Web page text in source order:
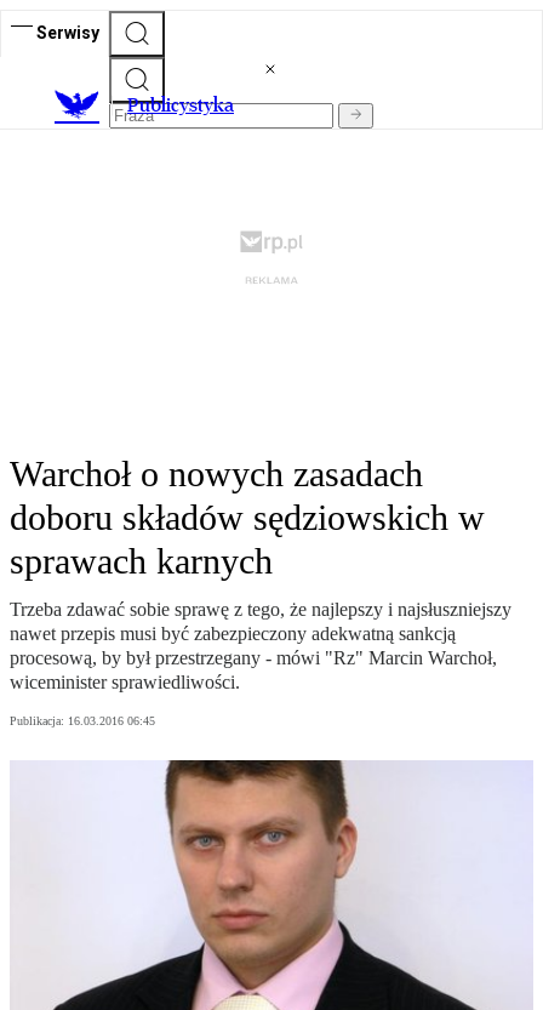
Serwisy
Publicystyka
Warchoł o nowych zasadach
doboru składów sędziowskich w
sprawach karnych
Trzeba zdawać sobie sprawę z tego, że najlepszy i najsłuszniejszy
nawet przepis musi być zabezpieczony adekwatną sankcją
procesową, by był przestrzegany - mówi "Rz" Marcin Warchoł,
wiceminister sprawiedliwości.
Publikacja: 16.03.2016 06:45